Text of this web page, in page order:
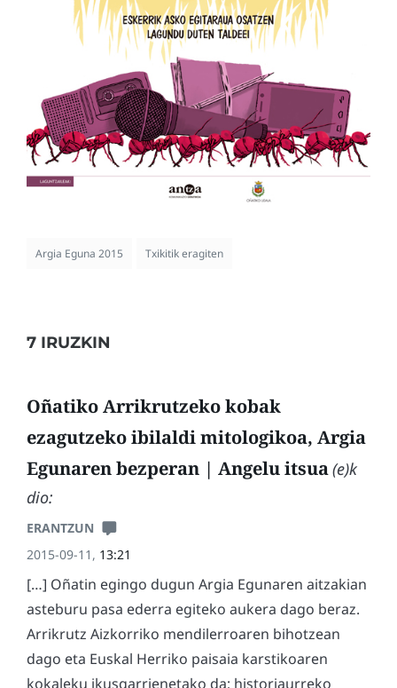
Argia Eguna 2015 Txikitik eragiten
7 IRUZKIN
Oñatiko Arrikrutzeko kobak
ezagutzeko ibilaldi mitologikoa, Argia
Egunaren bezperan | Angelu itsua(e)k
dio:
ERANTZUN
2015-09-11, 13:21
[…] Oñatin egingo dugun Argia Egunaren aitzakian
asteburu pasa ederra egiteko aukera dago beraz.
Arrikrutz Aizkorriko mendilerroaren bihotzean
dago eta Euskal Herriko paisaia karstikoaren
kokaleku ikusgarrienetako da; historiaurreko